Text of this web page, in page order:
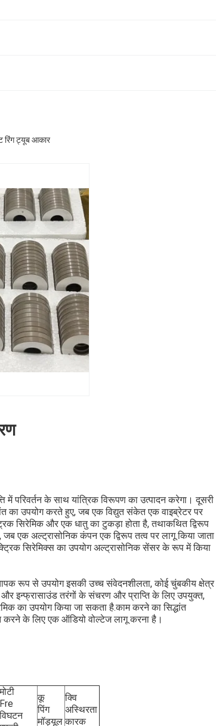
रिंग ट्यूब आकार
में परिवर्तन के साथ यांत्रिक विरूपण का उत्पादन करेगा। दूसरी
का उपयोग करते हुए, जब एक विद्युत संकेत एक वाइब्रेटर पर
सिरेमिक और एक धातु का टुकड़ा होता है, तथाकथित द्विरूप
एक अल्ट्रासोनिक कंपन एक द्विरूप तत्व पर लागू किया जाता
सिरेमिक्स का उपयोग अल्ट्रासोनिक सेंसर के रूप में किया
रूप से उपयोग इसकी उच्च संवेदनशीलता, कोई चुंबकीय क्षेत्र
इन्फ्रासाउंड तरंगों के संचरण और प्राप्ति के लिए उपयुक्त,
का उपयोग किया जा सकता है.काम करने का सिद्धांत
करने के लिए एक ऑडियो वोल्टेज लागू करना है।
मोटी
Fre
विघटन
कू
पिंग
मॉड्यूल
क्वि
अस्थिरता
कारक